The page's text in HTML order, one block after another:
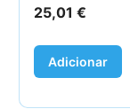
25,01 €
Adicionar